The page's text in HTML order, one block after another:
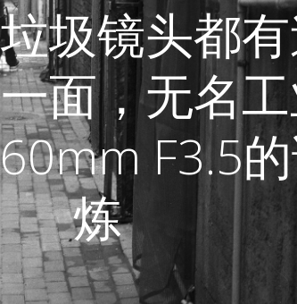
圾镜头都
面，无名
F3.5
炼